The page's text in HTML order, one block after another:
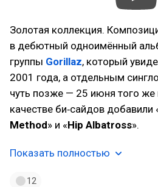
Золотая коллекция.
в дебютный одноимённый
группы Gorillaz, который
2001 года, а отдельным
чуть позже — 25 июня того же
качестве би‑сайдов добавили
Method» и «Hip Albatross».
Показать полностью
12